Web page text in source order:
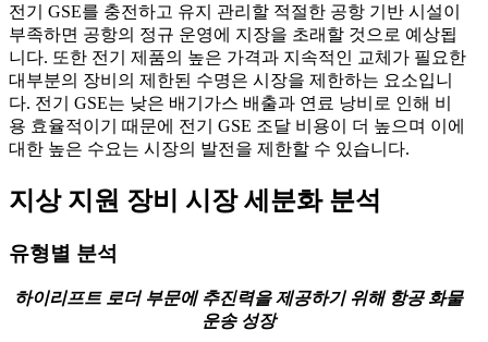
전기 GSE를 충전하고 유지 관리할 적절한 공항 기반 시설이
부족하면 공항의 정규 운영에 지장을 초래할 것으로 예상됩
니다. 또한 전기 제품의 높은 가격과 지속적인 교체가 필요한
대부분의 장비의 제한된 수명은 시장을 제한하는 요소입니
다. 전기 GSE는 낮은 배기가스 배출과 연료 낭비로 인해 비
용 효율적이기 때문에 전기 GSE 조달 비용이 더 높으며 이에
대한 높은 수요는 시장의 발전을 제한할 수 있습니다.
지상 지원 장비 시장 세분화 분석
유형별 분석
하이리프트 로더 부문에 추진력을 제공하기 위해 항공 화물
운송 성장